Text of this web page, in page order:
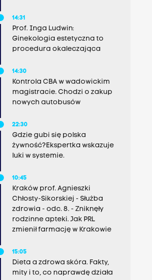
14:31
Prof. Inga Ludwin:
Ginekologia estetyczna to
procedura okaleczająca
14:30
Kontrola CBA w wadowickim
magistracie. Chodzi o zakup
nowych autobusów
22:30
Gdzie gubi się polska
żywność?Ekspertka wskazuje
luki w systemie.
10:45
Kraków prof. Agnieszki
Chłosty-Sikorskiej - Służba
zdrowia - odc. 8. - Zniknęły
rodzinne apteki. Jak PRL
zmienił farmację w Krakowie
15:05
Dieta a zdrowa skóra. Fakty,
mity i to, co naprawdę działa